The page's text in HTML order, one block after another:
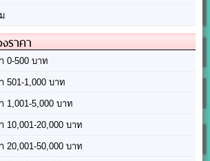
ราคา
0-500 บาท
501-1,000 บาท
1,001-5,000 บาท
10,001-20,000 บาท
20,001-50,000 บาท